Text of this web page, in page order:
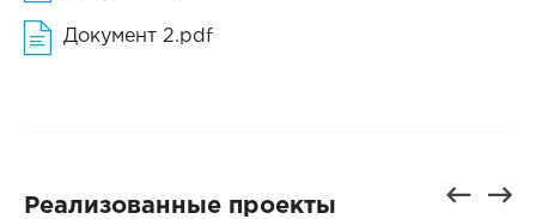
Документ 2.pdf
Реализованные проекты